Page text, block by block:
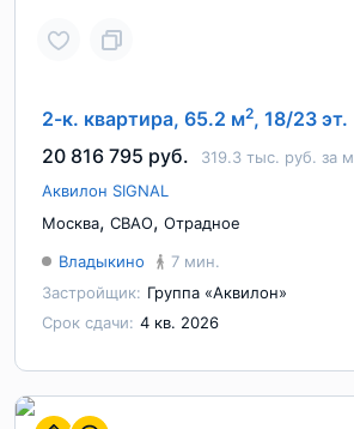
2-к. квартира, 65.2 м2, 18/23 эт.
20 816 795 руб.
319.3 тыс. руб. за м
Аквилон SIGNAL
Москва, СВАО, Отрадное
Владыкино
7 мин.
Застройщик: Группа «Аквилон»
Срок сдачи: 4 кв. 2026